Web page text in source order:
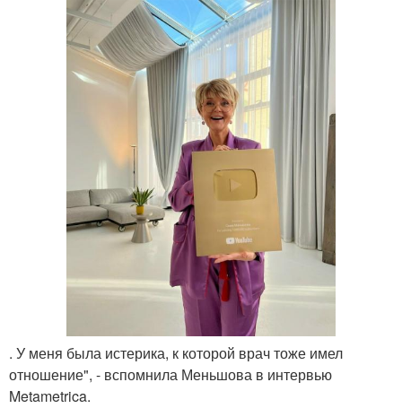
. У меня была истерика, к которой врач тоже имел
отношение", - вспомнила Меньшова в интервью
Metametrica.